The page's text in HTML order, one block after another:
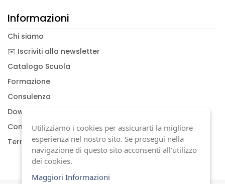
Informazioni
Chi siamo
✉️ Iscriviti alla newsletter
Catalogo Scuola
Formazione
Consulenza
Download documenti
Condizioni generali
Termini di garanzia
Utilizziamo i cookies per assicurarti la migliore
esperienza nel nostro sito. Se prosegui nella
navigazione di questo sito acconsenti all'utilizzo
dei cookies.
Maggiori Informazioni